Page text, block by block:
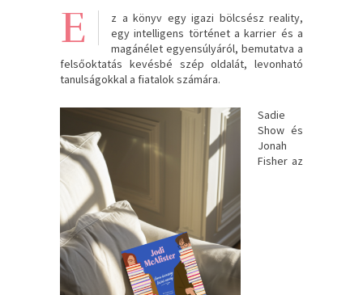
E
z a könyv egy igazi bölcsész reality,
egy intelligens történet a karrier és a
magánélet egyensúlyáról, bemutatva a
felsőoktatás kevésbé szép oldalát, levonható
tanulságokkal a fiatalok számára.
Sadie
Show és
Jonah
Fisher az